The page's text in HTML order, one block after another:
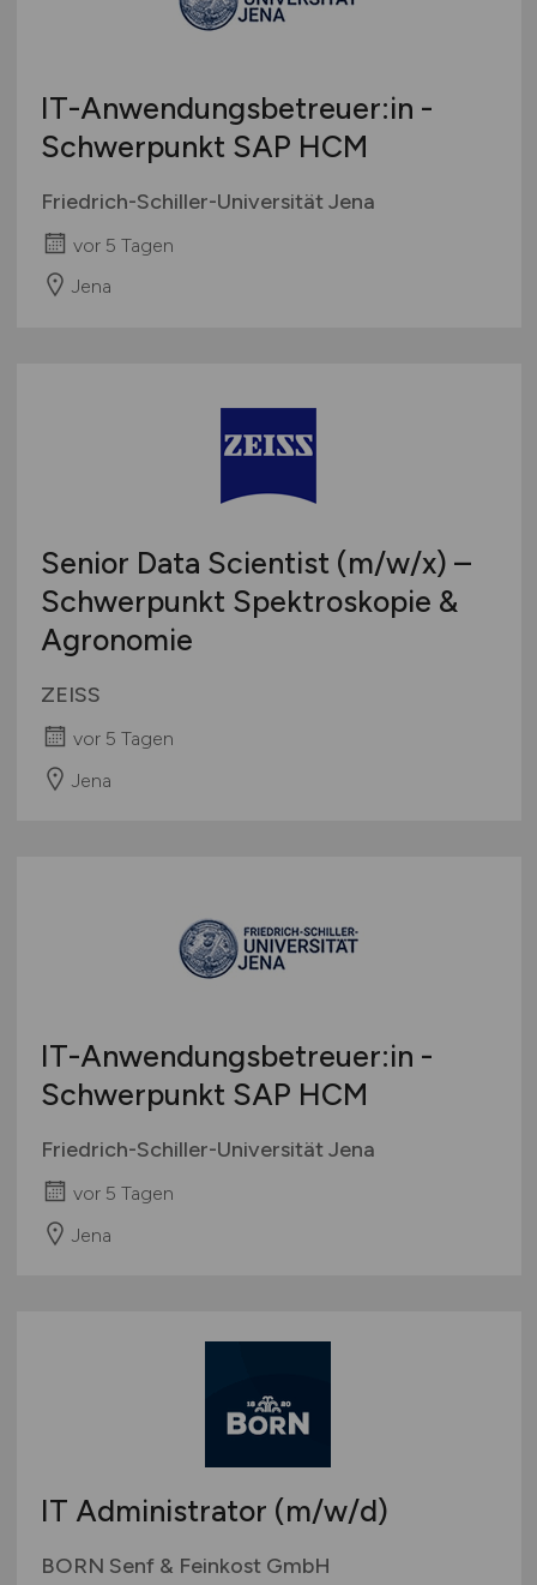
IT-Anwendungsbetreuer:in -
Schwerpunkt SAP HCM
Friedrich-Schiller-Universität Jena
vor 5 Tagen
Jena
Senior Data Scientist (m/w/x) –
Schwerpunkt Spektroskopie &
Agronomie
ZEISS
vor 5 Tagen
Jena
IT-Anwendungsbetreuer:in -
Schwerpunkt SAP HCM
Friedrich-Schiller-Universität Jena
vor 5 Tagen
Jena
IT Administrator (m/w/d)
BORN Senf & Feinkost GmbH